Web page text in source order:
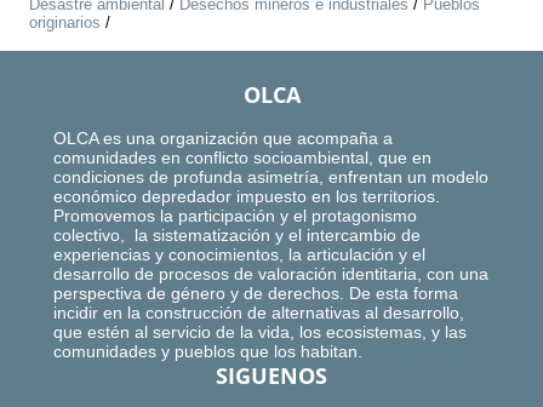
Desastre ambiental / Desechos mineros e industriales / Pueblos
originarios /
OLCA
OLCA es una organización que acompaña a
comunidades en conflicto socioambiental, que en
condiciones de profunda asimetría, enfrentan un modelo
económico depredador impuesto en los territorios.
Promovemos la participación y el protagonismo
colectivo, la sistematización y el intercambio de
experiencias y conocimientos, la articulación y el
desarrollo de procesos de valoración identitaria, con una
perspectiva de género y de derechos. De esta forma
incidir en la construcción de alternativas al desarrollo,
que estén al servicio de la vida, los ecosistemas, y las
comunidades y pueblos que los habitan.
SIGUENOS